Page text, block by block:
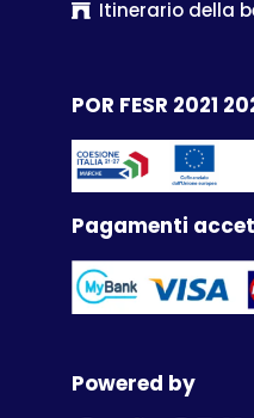
Itinerario della
POR FESR 2021
Pagamenti
Powered by